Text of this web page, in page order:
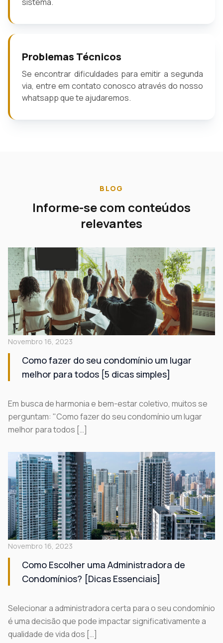
Problemas Técnicos
Se encontrar dificuldades para emitir a segunda
via, entre em contato conosco através do nosso
whatsapp que te ajudaremos.
BLOG
Informe-se com conteúdos
relevantes
Novembro 16, 2023
Como fazer do seu condomínio um lugar
melhor para todos [5 dicas simples]
Em busca de harmonia e bem-estar coletivo, muitos se
perguntam: "Como fazer do seu condomínio um lugar
melhor para todos […]
Novembro 16, 2023
Como Escolher uma Administradora de
Condomínios? [Dicas Essenciais]
Selecionar a administradora certa para o seu condomínio
é uma decisão que pode impactar significativamente a
qualidade de vida dos […]